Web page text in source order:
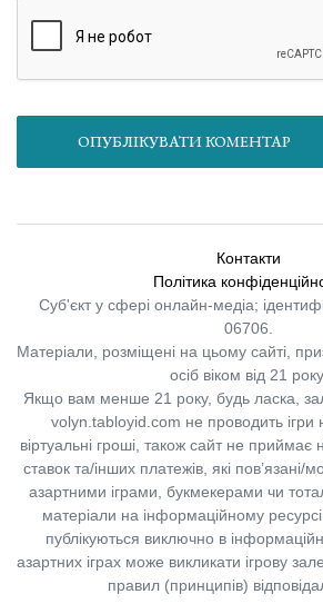
ОПУБЛІКУВАТИ КОМЕНТАР
Контакти
Політика
Суб'єкт у сфері онлайн-медіа;
06706.
Матеріали, розміщені на цьому сайті,
осіб віком від 21
Якщо вам менше 21 року, будь ласка,
volyn.tabloyid.com не проводить ігри
віртуальні гроші, також сайт не приймає
ставок та/інших платежів, які пов’язані/
азартними іграми, букмекерами чи
матеріали на інформаційному
публікуються виключно в
азартних іграх може викликати ігрову
правил (принципів)